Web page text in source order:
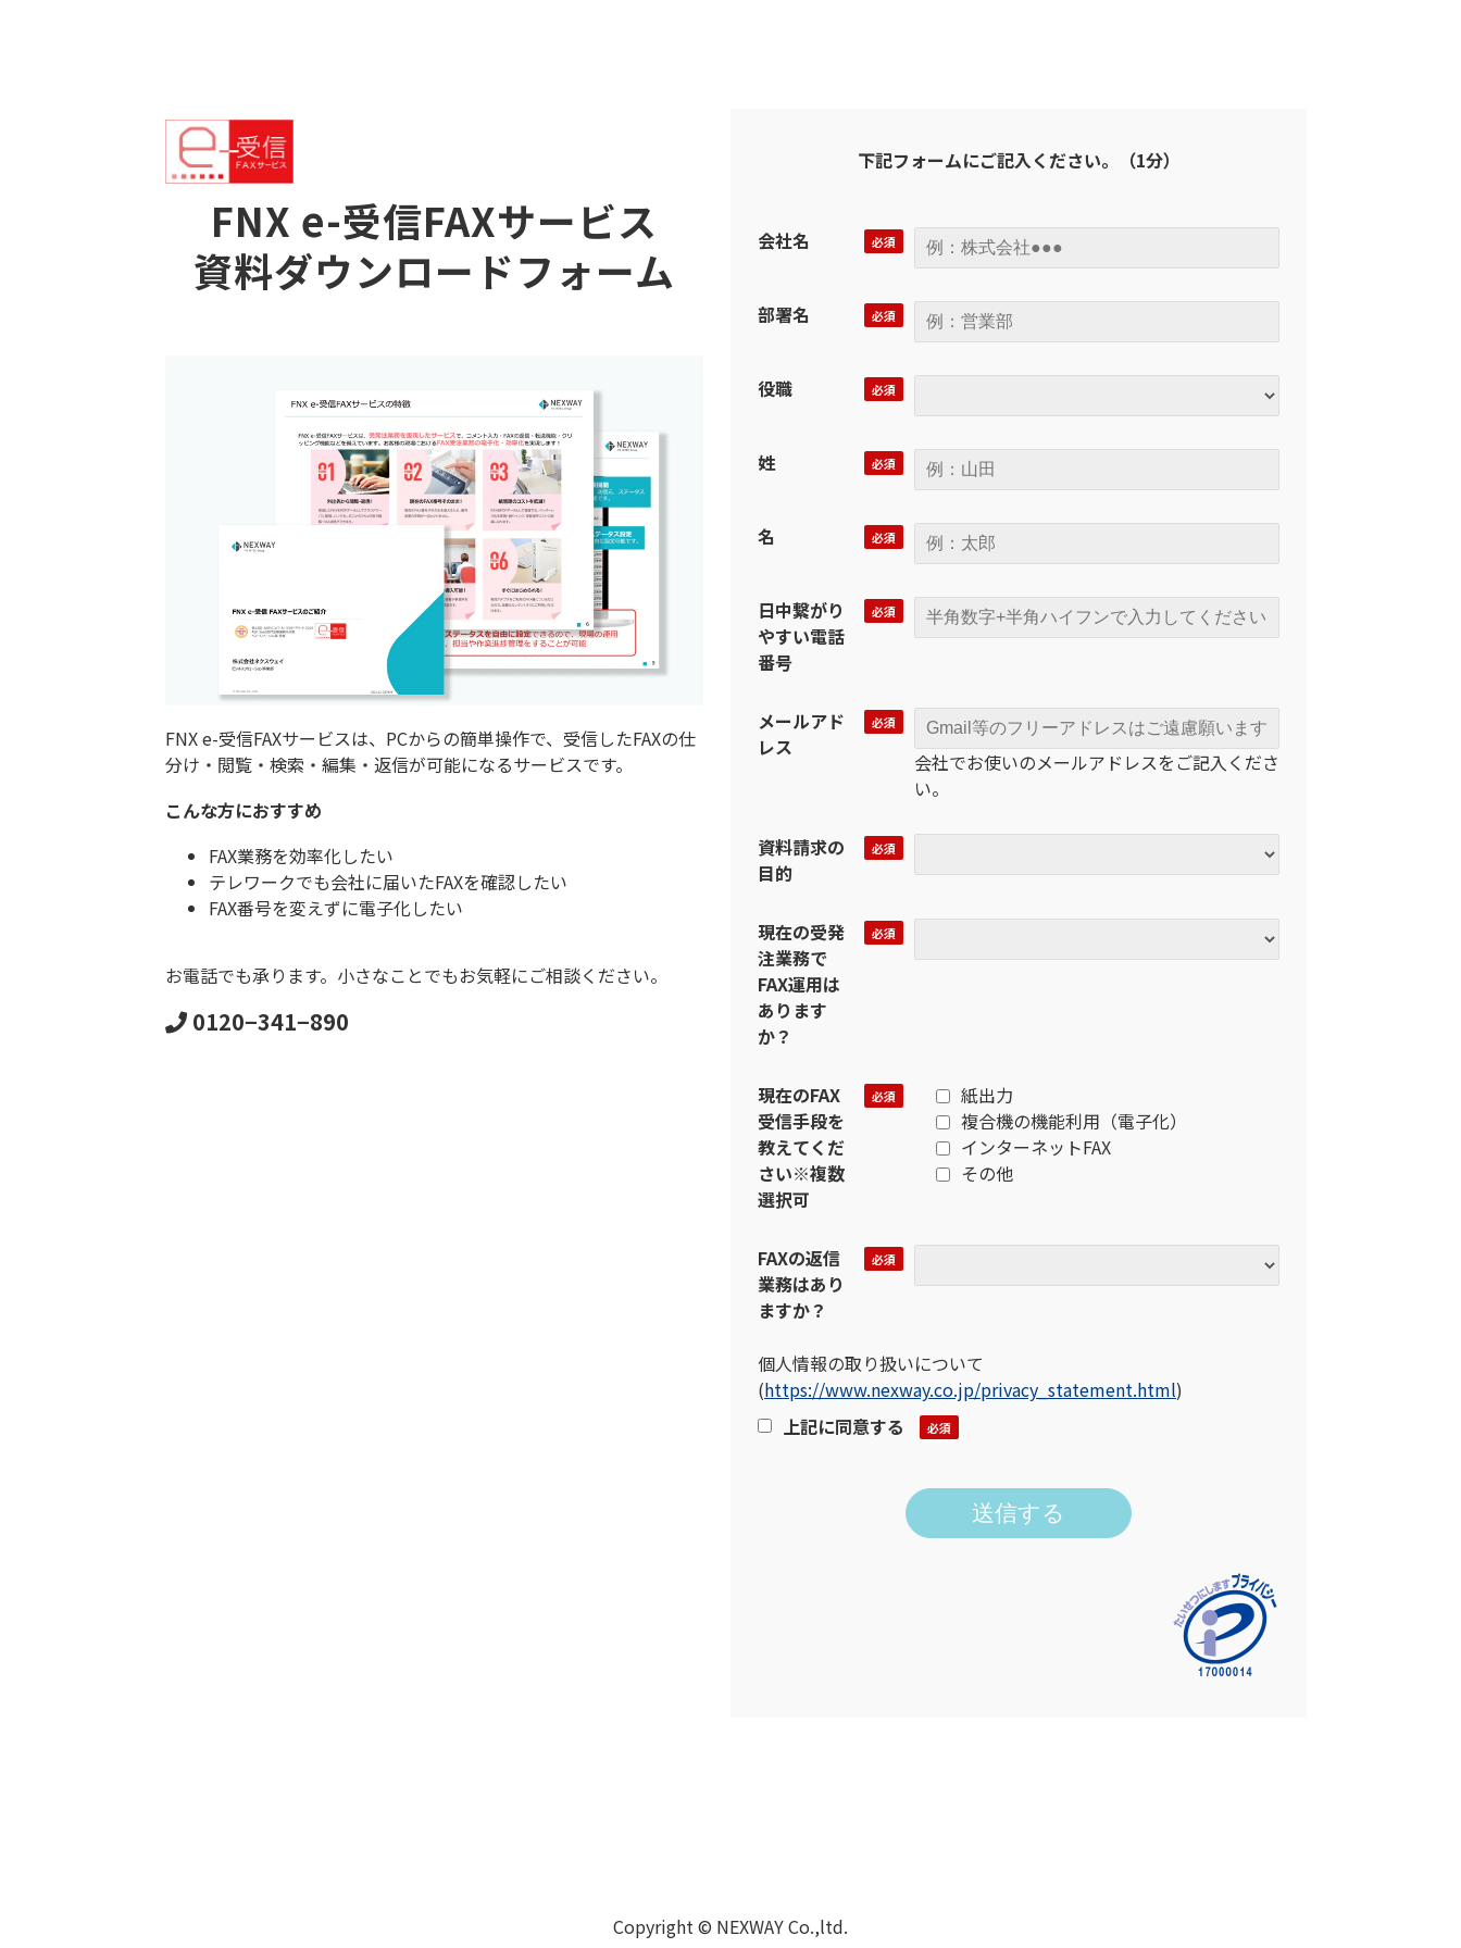
FNX e-受信FAXサービス
資料ダウンロードフォーム
FNX e-受信FAXサービスは、PCからの簡単操作で、受信したFAXの仕
分け・閲覧・検索・編集・返信が可能になるサービスです。
こんな方におすすめ
FAX業務を効率化したい
テレワークでも会社に届いたFAXを確認したい
FAX番号を変えずに電子化したい
お電話でも承ります。小さなことでもお気軽にご相談ください。
0120−341−890
下記フォームにご記入ください。（1分）
会社名
部署名
役職
姓
名
日中繋がり
やすい電話
番号
メールアド
レス
会社でお使いのメールアドレスをご記入くださ
い。
資料請求の
目的
現在の受発
注業務で
FAX運用は
あります
か？
現在のFAX
受信手段を
教えてくだ
さい※複数
選択可
紙出力
複合機の機能利用（電子化）
インターネットFAX
その他
FAXの返信
業務はあり
ますか？
個人情報の取り扱いについて
(https://www.nexway.co.jp/privacy_statement.html)
上記に同意する
Copyright © NEXWAY Co.,ltd.